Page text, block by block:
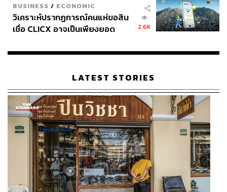
BUSINESS / ECONOMIC
วิเคราะห์ปรากฏการณ์คนแห่ขอสิน
เชื่อ CLICX อาจเป็นเพียงยอด
เรือนไทยที่ถูกซุกไว้
2.6K
LATEST STORIES